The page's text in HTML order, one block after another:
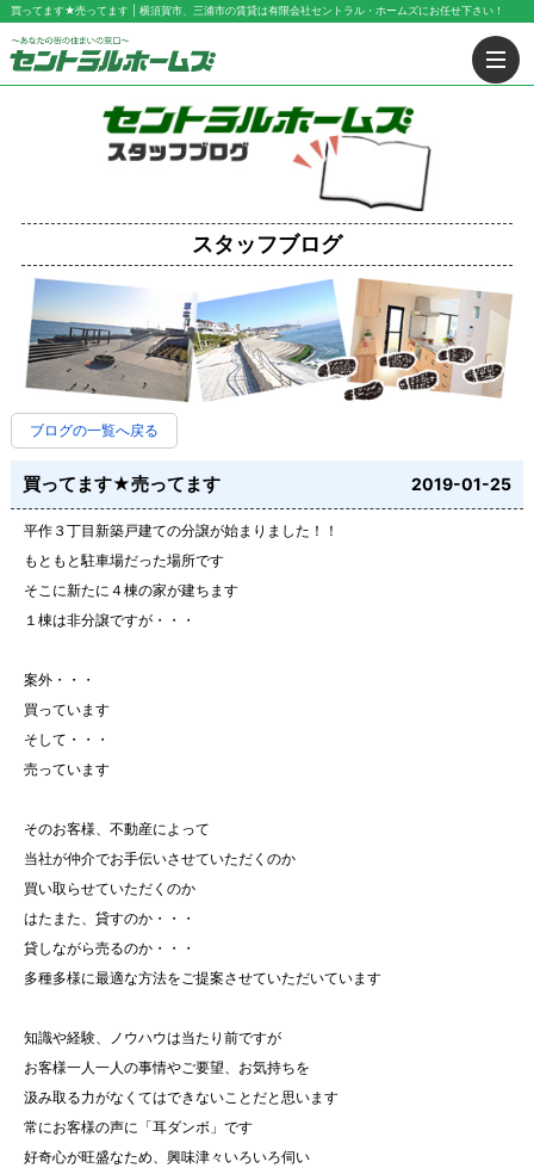
買ってます★売ってます | 横須賀市、三浦市の賃貸は有限会社セントラル・ホームズにお任せ下さい！
スタッフブログ
ブログの一覧へ戻る
買ってます★売ってます 2019-01-25
平作３丁目新築戸建ての分譲が始まりました！！
もともと駐車場だった場所です
そこに新たに４棟の家が建ちます
１棟は非分譲ですが・・・
案外・・・
買っています
そして・・・
売っています
そのお客様、不動産によって
当社が仲介でお手伝いさせていただくのか
買い取らせていただくのか
はたまた、貸すのか・・・
貸しながら売るのか・・・
多種多様に最適な方法をご提案させていただいています
知識や経験、ノウハウは当たり前ですが
お客様一人一人の事情やご要望、お気持ちを
汲み取る力がなくてはできないことだと思います
常にお客様の声に「耳ダンボ」です
好奇心が旺盛なため、興味津々いろいろ伺い